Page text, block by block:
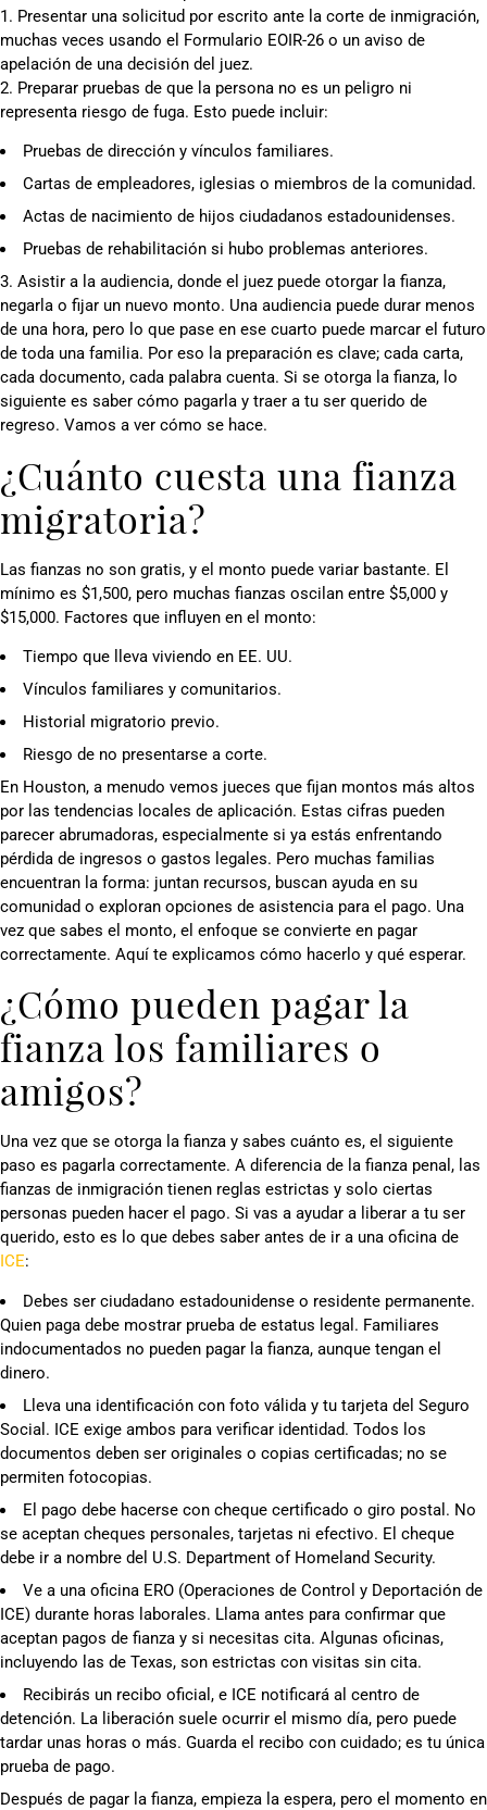
1. Presentar una solicitud por escrito ante la corte de inmigración,
muchas veces usando el Formulario EOIR-26 o un aviso de
apelación de una decisión del juez.
2. Preparar pruebas de que la persona no es un peligro ni
representa riesgo de fuga. Esto puede incluir:
Pruebas de dirección y vínculos familiares.
Cartas de empleadores, iglesias o miembros de la comunidad.
Actas de nacimiento de hijos ciudadanos estadounidenses.
Pruebas de rehabilitación si hubo problemas anteriores.
3. Asistir a la audiencia, donde el juez puede otorgar la fianza,
negarla o fijar un nuevo monto. Una audiencia puede durar menos
de una hora, pero lo que pase en ese cuarto puede marcar el futuro
de toda una familia. Por eso la preparación es clave; cada carta,
cada documento, cada palabra cuenta. Si se otorga la fianza, lo
siguiente es saber cómo pagarla y traer a tu ser querido de
regreso. Vamos a ver cómo se hace.
¿Cuánto cuesta una fianza
migratoria?
Las fianzas no son gratis, y el monto puede variar bastante. El
mínimo es $1,500, pero muchas fianzas oscilan entre $5,000 y
$15,000. Factores que influyen en el monto:
Tiempo que lleva viviendo en EE. UU.
Vínculos familiares y comunitarios.
Historial migratorio previo.
Riesgo de no presentarse a corte.
En Houston, a menudo vemos jueces que fijan montos más altos
por las tendencias locales de aplicación. Estas cifras pueden
parecer abrumadoras, especialmente si ya estás enfrentando
pérdida de ingresos o gastos legales. Pero muchas familias
encuentran la forma: juntan recursos, buscan ayuda en su
comunidad o exploran opciones de asistencia para el pago. Una
vez que sabes el monto, el enfoque se convierte en pagar
correctamente. Aquí te explicamos cómo hacerlo y qué esperar.
¿Cómo pueden pagar la
fianza los familiares o
amigos?
Una vez que se otorga la fianza y sabes cuánto es, el siguiente
paso es pagarla correctamente. A diferencia de la fianza penal, las
fianzas de inmigración tienen reglas estrictas y solo ciertas
personas pueden hacer el pago. Si vas a ayudar a liberar a tu ser
querido, esto es lo que debes saber antes de ir a una oficina de
ICE:
Debes ser ciudadano estadounidense o residente permanente.
Quien paga debe mostrar prueba de estatus legal. Familiares
indocumentados no pueden pagar la fianza, aunque tengan el
dinero.
Lleva una identificación con foto válida y tu tarjeta del Seguro
Social. ICE exige ambos para verificar identidad. Todos los
documentos deben ser originales o copias certificadas; no se
permiten fotocopias.
El pago debe hacerse con cheque certificado o giro postal. No
se aceptan cheques personales, tarjetas ni efectivo. El cheque
debe ir a nombre del U.S. Department of Homeland Security.
Ve a una oficina ERO (Operaciones de Control y Deportación de
ICE) durante horas laborales. Llama antes para confirmar que
aceptan pagos de fianza y si necesitas cita. Algunas oficinas,
incluyendo las de Texas, son estrictas con visitas sin cita.
Recibirás un recibo oficial, e ICE notificará al centro de
detención. La liberación suele ocurrir el mismo día, pero puede
tardar unas horas o más. Guarda el recibo con cuidado; es tu única
prueba de pago.
Después de pagar la fianza, empieza la espera, pero el momento en